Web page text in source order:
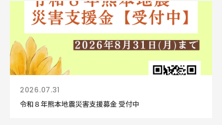
2026.07.31
令和８年熊本地震災害支援募金 受付中